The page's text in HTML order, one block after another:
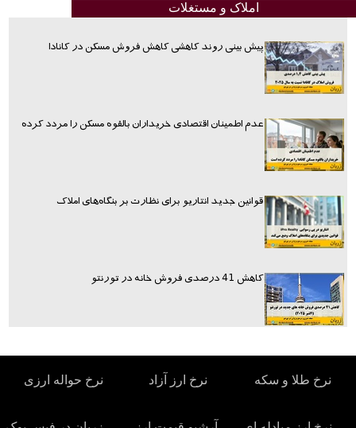
املاک و مستغلات
پیش بینی روند کاهشی کاهش فروش مسکن در کانادا
عدم اطمینان اقتصادی خریداران بالقوه مسکن را مردد کرده
قوانین جدید انتاریو برای نظارت بر بنگاه‌های املاک
کاهش 41 درصدی فروش خانه در تورنتو
نرخ طلا و سکه نرخ ارز آزاد نرخ حواله ارزی